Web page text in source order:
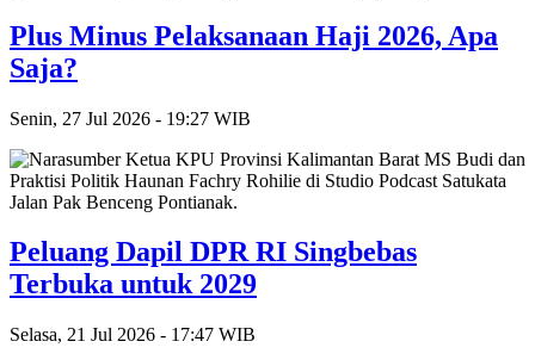
Plus Minus Pelaksanaan Haji 2026, Apa
Saja?
Senin, 27 Jul 2026 - 19:27 WIB
Peluang Dapil DPR RI Singbebas
Terbuka untuk 2029
Selasa, 21 Jul 2026 - 17:47 WIB